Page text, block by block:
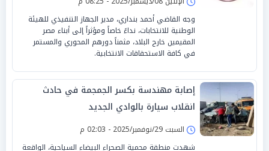
وجه القاضي أحمد بنداري، مدير الجهاز التنفيذي للهيئة
الوطنية للانتخابات، نداءً خاصاً ومؤثراً إلى أبناء مصر
المقيمين خارج البلاد، مثمناً دورهم المحوري والمستمر
في كافة الاستحقاقات الانتخابية.
إصابة مهندسة بكسر الجمجمة في حادث
انقلاب سيارة بالوادي الجديد
السبت 29/نوفمبر/2025 - 02:03 م
شهدت منطقة محمية الصحراء البيضاء السياحية، الواقعة